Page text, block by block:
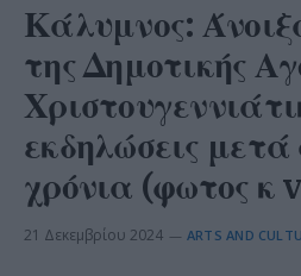
Κάλυμνος:
της Δημοτικής
εκδηλώσεις
χρόνια (φωτος κ
21 Δεκεμβρίου 2024 ARTS AND